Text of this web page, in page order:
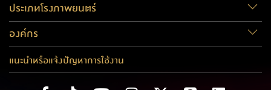
ประเภทโรงภาพยนตร์
องค์กร
แนะนำหรือแจ้งปัญหาการใช้งาน